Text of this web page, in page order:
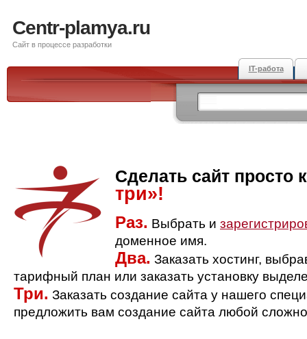
Centr-plamya.ru
Сайт в процессе разработки
IT-работа
Сделать сайт просто
три»!
Раз. Выбрать и
доменное имя.
Два. Заказать хостинг,
тарифный план или заказать установку
Три. Заказать создание сайта у нашего
предложить вам создание сайта любой